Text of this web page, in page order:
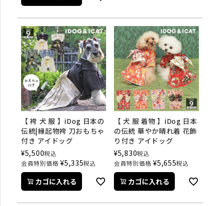
【 袴 犬 服 】iDog 日本の
伝統|縁起物袴 刀おもちゃ
付き アイドッグ
¥5,500税込
会員特別価格 ¥5,335税込
カゴに入れる
【 犬 服 着物 】iDog 日本
の伝統 華やか晴れ着 花飾
り付き アイドッグ
¥5,830税込
会員特別価格 ¥5,655税込
カゴに入れる